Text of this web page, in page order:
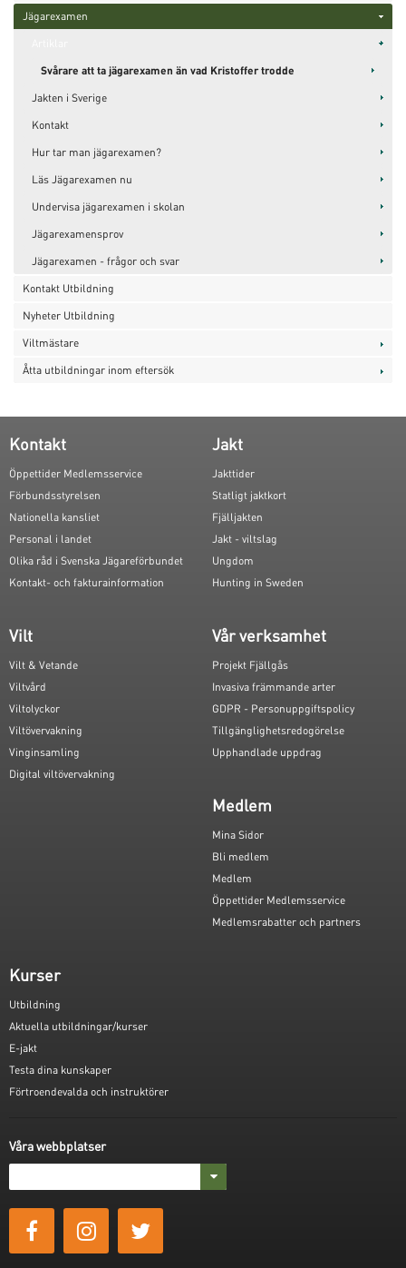
Jägarexamen
Svårare att ta jägarexamen än vad Kristoffer trodde
Jakten i Sverige
Kontakt
Hur tar man jägarexamen?
Läs Jägarexamen nu
Undervisa jägarexamen i skolan
Jägarexamensprov
Jägarexamen - frågor och svar
Kontakt Utbildning
Nyheter Utbildning
Viltmästare
Åtta utbildningar inom eftersök
Kontakt
Öppettider Medlemsservice
Förbundsstyrelsen
Nationella kansliet
Personal i landet
Olika råd i Svenska Jägareförbundet
Kontakt- och fakturainformation
Jakt
Jakttider
Statligt jaktkort
Fjälljakten
Jakt - viltslag
Ungdom
Hunting in Sweden
Vilt
Vilt & Vetande
Viltvård
Viltolyckor
Viltövervakning
Vinginsamling
Digital viltövervakning
Vår verksamhet
Projekt Fjällgås
Invasiva främmande arter
GDPR - Personuppgiftspolicy
Tillgänglighetsredogörelse
Upphandlade uppdrag
Medlem
Mina Sidor
Bli medlem
Medlem
Öppettider Medlemsservice
Medlemsrabatter och partners
Kurser
Utbildning
Aktuella utbildningar/kurser
E-jakt
Testa dina kunskaper
Förtroendevalda och instruktörer
Våra webbplatser